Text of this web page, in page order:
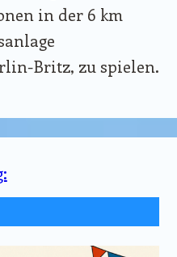
in der 6 km
Britz, zu spielen.